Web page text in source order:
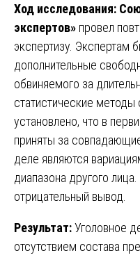
Ход исследования:
экспертов» провел
экспертизу. Экспертам
дополнительные
обвиняемого за
статистические
установлено, что в
приняты за
деле являются
диапазона другого
отрицательный вывод.
Результат:Уголовное
отсутствием состава